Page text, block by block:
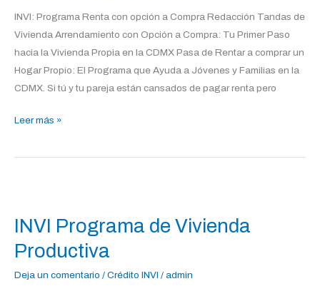
INVI: Programa Renta con opción a Compra Redacción Tandas de
Vivienda Arrendamiento con Opción a Compra: Tu Primer Paso
hacia la Vivienda Propia en la CDMX Pasa de Rentar a comprar un
Hogar Propio: El Programa que Ayuda a Jóvenes y Familias en la
CDMX. Si tú y tu pareja están cansados de pagar renta pero
Compra
Leer más »
INVI Programa de Vivienda
Productiva
Deja un comentario / Crédito INVI / admin
de
Vivienda